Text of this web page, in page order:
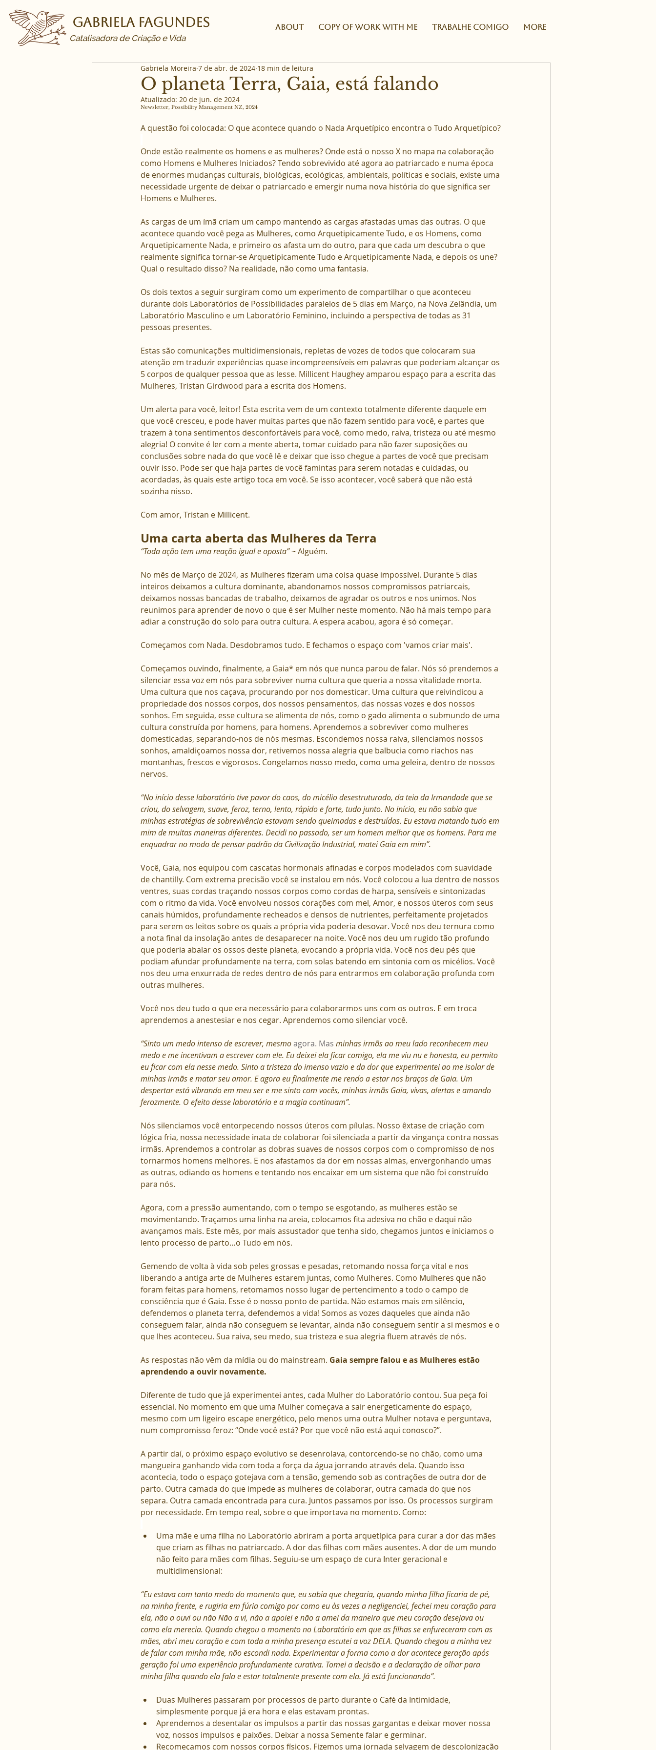
Gabriela Fagundes
Catalisadora de Criação e Vida
About Copy of WORK WITH ME TRABALHE COMIGO More
O planeta Terra, Gaia, está falando
Gabriela Moreira 7 de abr. de 2024 18 min de leitura
Atualizado: 20 de jun. de 2024
Newsletter, Possibility Management NZ, 2024
A questão foi colocada: O que acontece quando o Nada Arquetípico encontra o Tudo Arquetípico?
Onde estão realmente os homens e as mulheres? Onde está o nosso X no mapa na colaboração
como Homens e Mulheres Iniciados? Tendo sobrevivido até agora ao patriarcado e numa época
de enormes mudanças culturais, biológicas, ecológicas, ambientais, políticas e sociais, existe uma
necessidade urgente de deixar o patriarcado e emergir numa nova história do que significa ser
Homens e Mulheres.
As cargas de um ímã criam um campo mantendo as cargas afastadas umas das outras. O que
acontece quando você pega as Mulheres, como Arquetipicamente Tudo, e os Homens, como
Arquetipicamente Nada, e primeiro os afasta um do outro, para que cada um descubra o que
realmente significa tornar-se Arquetipicamente Tudo e Arquetipicamente Nada, e depois os une?
Qual o resultado disso? Na realidade, não como uma fantasia.
Os dois textos a seguir surgiram como um experimento de compartilhar o que aconteceu
durante dois Laboratórios de Possibilidades paralelos de 5 dias em Março, na Nova Zelândia, um
Laboratório Masculino e um Laboratório Feminino, incluindo a perspectiva de todas as 31
pessoas presentes.
Estas são comunicações multidimensionais, repletas de vozes de todos que colocaram sua
atenção em traduzir experiências quase incompreensíveis em palavras que poderiam alcançar os
5 corpos de qualquer pessoa que as lesse. Millicent Haughey amparou espaço para a escrita das
Mulheres, Tristan Girdwood para a escrita dos Homens.
Um alerta para você, leitor! Esta escrita vem de um contexto totalmente diferente daquele em
que você cresceu, e pode haver muitas partes que não fazem sentido para você, e partes que
trazem à tona sentimentos desconfortáveis ​​para você, como medo, raiva, tristeza ou até mesmo
alegria! O convite é ler com a mente aberta, tomar cuidado para não fazer suposições ou
conclusões sobre nada do que você lê e deixar que isso chegue a partes de você que precisam
ouvir isso. Pode ser que haja partes de você famintas para serem notadas e cuidadas, ou
acordadas, às quais este artigo toca em você. Se isso acontecer, você saberá que não está
sozinha nisso.
Com amor, Tristan e Millicent.
Uma carta aberta das Mulheres da Terra
“Toda ação tem uma reação igual e oposta” ~ Alguém.
No mês de Março de 2024, as Mulheres fizeram uma coisa quase impossível. Durante 5 dias
inteiros deixamos a cultura dominante, abandonamos nossos compromissos patriarcais,
deixamos nossas bancadas de trabalho, deixamos de agradar os outros e nos unimos. Nos
reunimos para aprender de novo o que é ser Mulher neste momento. Não há mais tempo para
adiar a construção do solo para outra cultura. A espera acabou, agora é só começar.
Começamos com Nada. Desdobramos tudo. E fechamos o espaço com 'vamos criar mais'.
Começamos ouvindo, finalmente, a Gaia* em nós que nunca parou de falar. Nós só prendemos a
silenciar essa voz em nós para sobreviver numa cultura que queria a nossa vitalidade morta.
Uma cultura que nos caçava, procurando por nos domesticar. Uma cultura que reivindicou a
propriedade dos nossos corpos, dos nossos pensamentos, das nossas vozes e dos nossos
sonhos. Em seguida, esse cultura se alimenta de nós, como o gado alimenta o submundo de uma
cultura construída por homens, para homens. Aprendemos a sobreviver como mulheres
domesticadas, separando-nos de nós mesmas. Escondemos nossa raiva, silenciamos nossos
sonhos, amaldiçoamos nossa dor, retivemos nossa alegria que balbucia como riachos nas
montanhas, frescos e vigorosos. Congelamos nosso medo, como uma geleira, dentro de nossos
nervos.
“No início desse laboratório tive pavor do caos, do micélio desestruturado, da teia da Irmandade que se
criou, do selvagem, suave, feroz, terno, lento, rápido e forte, tudo junto. No início, eu não sabia que
minhas estratégias de sobrevivência estavam sendo queimadas e destruídas. Eu estava matando tudo em
mim de muitas maneiras diferentes. Decidi no passado, ser um homem melhor que os homens. Para me
enquadrar no modo de pensar padrão da Civilização Industrial, matei Gaia em mim”.
Você, Gaia, nos equipou com cascatas hormonais afinadas e corpos modelados com suavidade
de chantilly. Com extrema precisão você se instalou em nós. Você colocou a lua dentro de nossos
ventres, suas cordas traçando nossos corpos como cordas de harpa, sensíveis e sintonizadas
com o ritmo da vida. Você envolveu nossos corações com mel, Amor, e nossos úteros com seus
canais húmidos, profundamente recheados e densos de nutrientes, perfeitamente projetados
para serem os leitos sobre os quais a própria vida poderia desovar. Você nos deu ternura como
a nota final da insolação antes de desaparecer na noite. Você nos deu um rugido tão profundo
que poderia abalar os ossos deste planeta, evocando a própria vida. Você nos deu pés que
podiam afundar profundamente na terra, com solas batendo em sintonia com os micélios. Você
nos deu uma enxurrada de redes dentro de nós para entrarmos em colaboração profunda com
outras mulheres.
Você nos deu tudo o que era necessário para colaborarmos uns com os outros. E em troca
aprendemos a anestesiar e nos cegar. Aprendemos como silenciar você.
“Sinto um medo intenso de escrever, mesmo agora. Mas minhas irmãs ao meu lado reconhecem meu
medo e me incentivam a escrever com ele. Eu deixei ela ficar comigo, ela me viu nu e honesta, eu permito
eu ficar com ela nesse medo. Sinto a tristeza do imenso vazio e da dor que experimentei ao me isolar de
minhas irmãs e matar seu amor. E agora eu finalmente me rendo a estar nos braços de Gaia. Um
despertar está vibrando em meu ser e me sinto com vocês, minhas irmãs Gaia, vivas, alertas e amando
ferozmente. O efeito desse laboratório e a magia continuam”.
Nós silenciamos você entorpecendo nossos úteros com pílulas. Nosso êxtase de criação com
lógica fria, nossa necessidade inata de colaborar foi silenciada a partir da vingança contra nossas
irmãs. Aprendemos a controlar as dobras suaves de nossos corpos com o compromisso de nos
tornarmos homens melhores. E nos afastamos da dor em nossas almas, envergonhando umas
as outras, odiando os homens e tentando nos encaixar em um sistema que não foi construído
para nós.
Agora, com a pressão aumentando, com o tempo se esgotando, as mulheres estão se
movimentando. Traçamos uma linha na areia, colocamos fita adesiva no chão e daqui não
avançamos mais. Este mês, por mais assustador que tenha sido, chegamos juntos e iniciamos o
lento processo de parto…o Tudo em nós.
Gemendo de volta à vida sob peles grossas e pesadas, retomando nossa força vital e nos
liberando a antiga arte de Mulheres estarem juntas, como Mulheres. Como Mulheres que não
foram feitas para homens, retomamos nosso lugar de pertencimento a todo o campo de
consciência que é Gaia. Esse é o nosso ponto de partida. Não estamos mais em silêncio,
defendemos o planeta terra, defendemos a vida! Somos as vozes daqueles que ainda não
conseguem falar, ainda não conseguem se levantar, ainda não conseguem sentir a si mesmos e o
que lhes aconteceu. Sua raiva, seu medo, sua tristeza e sua alegria fluem através de nós.
As respostas não vêm da mídia ou do mainstream. Gaia sempre falou e as Mulheres estão
aprendendo a ouvir novamente.
Diferente de tudo que já experimentei antes, cada Mulher do Laboratório contou. Sua peça foi
essencial. No momento em que uma Mulher começava a sair energeticamente do espaço,
mesmo com um ligeiro escape energético, pelo menos uma outra Mulher notava e perguntava,
num compromisso feroz: “Onde você está? Por que você não está aqui conosco?”.
A partir daí, o próximo espaço evolutivo se desenrolava, contorcendo-se no chão, como uma
mangueira ganhando vida com toda a força da água jorrando através dela. Quando isso
acontecia, todo o espaço gotejava com a tensão, gemendo sob as contrações de outra dor de
parto. Outra camada do que impede as mulheres de colaborar, outra camada do que nos
separa. Outra camada encontrada para cura. Juntos passamos por isso. Os processos surgiram
por necessidade. Em tempo real, sobre o que importava no momento. Como:
Uma mãe e uma filha no Laboratório abriram a porta arquetípica para curar a dor das mães
que criam as filhas no patriarcado. A dor das filhas com mães ausentes. A dor de um mundo
não feito para mães com filhas. Seguiu-se um espaço de cura Inter geracional e
multidimensional:
“Eu estava com tanto medo do momento que, eu sabia que chegaria, quando minha filha ficaria de pé,
na minha frente, e rugiria em fúria comigo por como eu às vezes a negligenciei, fechei meu coração para
ela, não a ouvi ou não Não a vi, não a apoiei e não a amei da maneira que meu coração desejava ou
como ela merecia. Quando chegou o momento no Laboratório em que as filhas se enfureceram com as
mães, abri meu coração e com toda a minha presença escutei a voz DELA. Quando chegou a minha vez
de falar com minha mãe, não escondi nada. Experimentar a forma como a dor acontece geração após
geração foi uma experiência profundamente curativa. Tomei a decisão e a declaração de olhar para
minha filha quando ela fala e estar totalmente presente com ela. Já está funcionando”.
Duas Mulheres passaram por processos de parto durante o Café da Intimidade,
simplesmente porque já era hora e elas estavam prontas.
Aprendemos a desentalar os impulsos a partir das nossas gargantas e deixar mover nossa
voz, nossos impulsos e paixões. Deixar a nossa Semente falar e germinar.
Recomeçamos com nossos corpos físicos. Fizemos uma jornada selvagem de descolonização